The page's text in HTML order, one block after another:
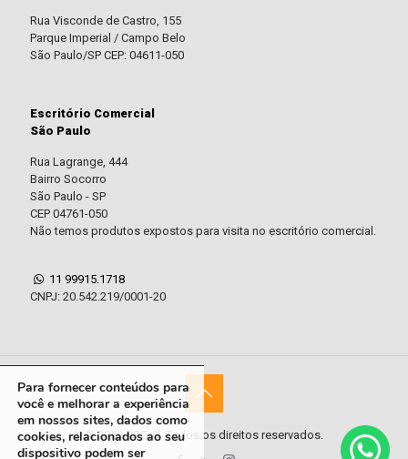
Rua Visconde de Castro, 155
Parque Imperial / Campo Belo
São Paulo/SP CEP: 04611-050
Escritório Comercial
São Paulo
Rua Lagrange, 444
Bairro Socorro
São Paulo - SP
CEP 04761-050
Não temos produtos expostos para visita no escritório comercial.
11 99915.1718
CNPJ: 20.542.219/0001-20
© 2019 RSGrill. Todos os direitos reservados.
Para fornecer conteúdos para
você e melhorar a experiência
em nossos sites, dados como
cookies, relacionados ao seu
dispositivo podem ser